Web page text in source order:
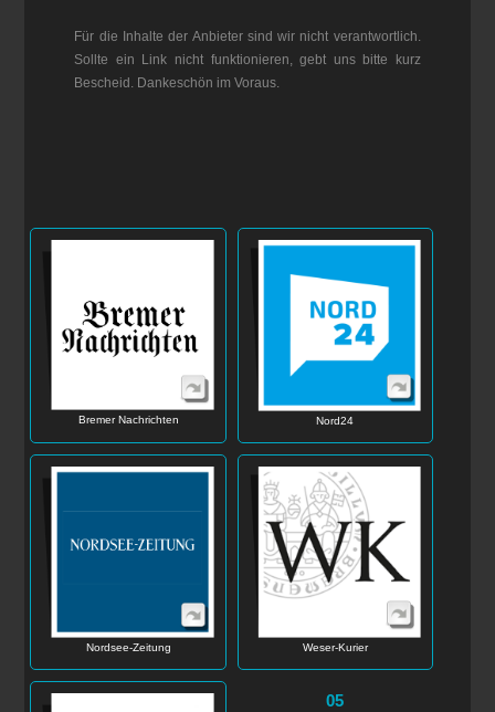
Für die Inhalte der Anbieter sind wir nicht verantwortlich.
Sollte ein Link nicht funktionieren, gebt uns bitte kurz
Bescheid. Dankeschön im Voraus.
Bremer Nachrichten Nord24
Nordsee-Zeitung Weser-Kurier
05